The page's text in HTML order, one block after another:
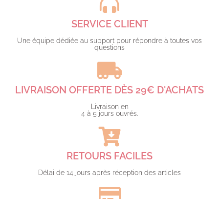
SERVICE CLIENT
Une équipe dédiée au support pour répondre à toutes vos
questions​
LIVRAISON OFFERTE DÈS 29€ D'ACHATS​
Livraison en
4 à 5 jours ouvrés.​
RETOURS FACILES
Délai de 14 jours après réception des articles